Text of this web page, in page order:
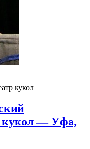
кукол
кукол — Уфа,